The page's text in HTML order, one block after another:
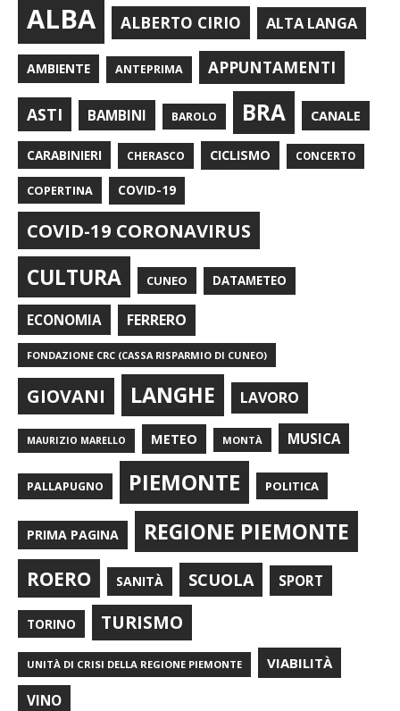
ALBA ALBERTO CIRIO ALTA LANGA
AMBIENTE ANTEPRIMA APPUNTAMENTI
ASTI BAMBINI BAROLO BRA CANALE
CARABINIERI CHERASCO CICLISMO CONCERTO
COPERTINA COVID-19
COVID-19 CORONAVIRUS
CULTURA CUNEO DATAMETEO
ECONOMIA FERRERO
FONDAZIONE CRC (CASSA RISPARMIO DI CUNEO)
GIOVANI LANGHE LAVORO
MAURIZIO MARELLO METEO MONTÀ MUSICA
PALLAPUGNO PIEMONTE POLITICA
PRIMA PAGINA REGIONE PIEMONTE
ROERO SANITÀ SCUOLA SPORT
TORINO TURISMO
UNITÀ DI CRISI DELLA REGIONE PIEMONTE VIABILITÀ
VINO